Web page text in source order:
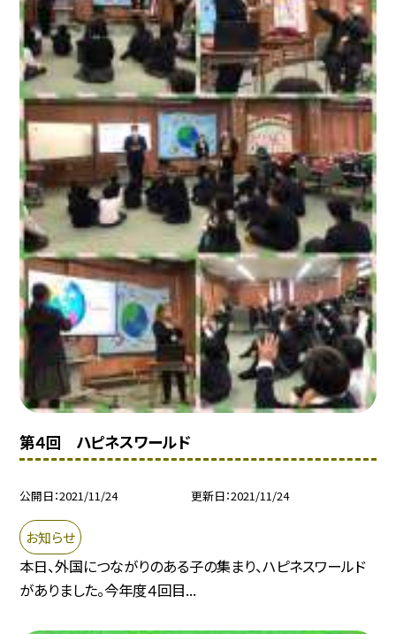
第４回 ハピネスワールド
公開日 2021/11/24 更新日 2021/11/24
お知らせ
本日、外国につながりのある子の集まり、ハピネスワールド
がありました。今年度４回目...